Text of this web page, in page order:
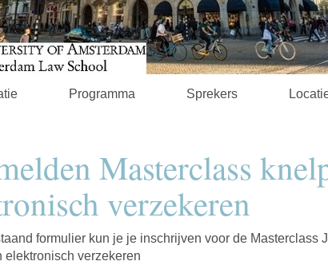
Programma Sprekers
Masterclass
verzekeren
formulier kun je je inschrijven voor de Masterclass
elektronisch verzekeren